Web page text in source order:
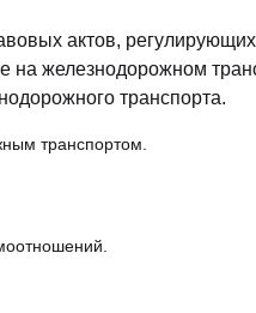
актов,
на железнодорожном
транспорта.
транспортом.